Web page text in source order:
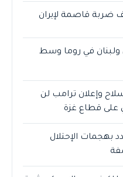
ولبنان في روما وسط
وإعلان ترامب لن
على قطاع غزة
بهجمات الإحتلال